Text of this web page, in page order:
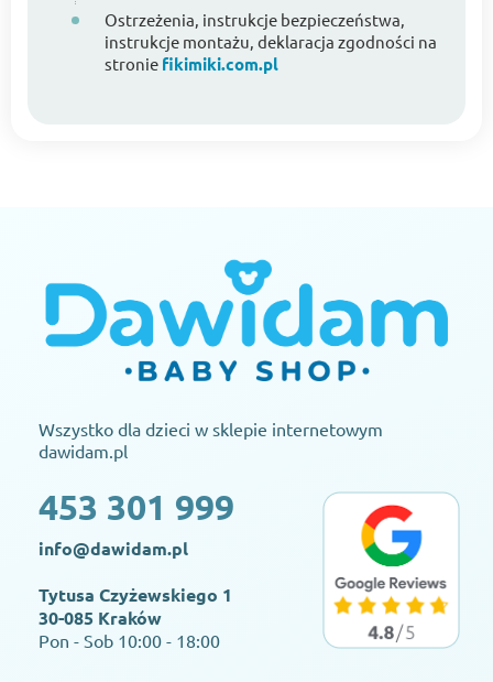
Ostrzeżenia, instrukcje bezpieczeństwa,
instrukcje montażu, deklaracja zgodności na
stronie fikimiki.com.pl
Wszystko dla dzieci w sklepie internetowym
dawidam.pl
453 301 999
info@dawidam.pl
Tytusa Czyżewskiego 1
30-085 Kraków
Pon - Sob 10:00 - 18:00